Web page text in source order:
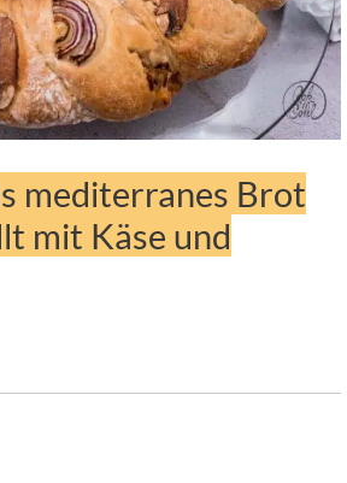
mediterranes Brot
mit Käse und